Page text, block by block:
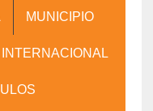
MUNICIPIO
INTERNACIONAL